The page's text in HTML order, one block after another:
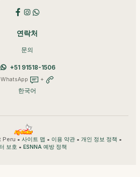
연락처
문의
+51 91518-1506
WhatsApp +
한국어
• 사이트 맵 • 이용 약관• 개인 정보 정책 •
보호 • ESNNA 예방 정책